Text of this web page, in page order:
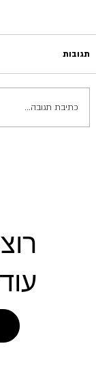
תגובות
כתיבת תגובה...